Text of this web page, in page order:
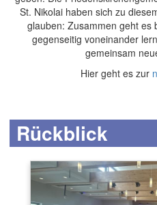
St. Nikolai haben sich zu
glauben: Zusammen geht es
gegenseitig voneinander
gemeinsam
Hier geht es zur
Rückblick